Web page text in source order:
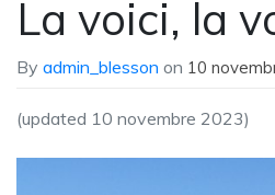
La voici, la
By admin_blesson on 10
(updated 10 novembre 2023)